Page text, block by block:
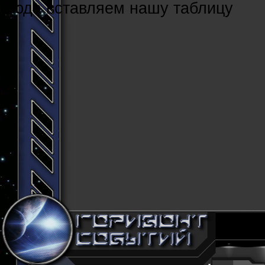
Cюда вставляем нашу таблицу